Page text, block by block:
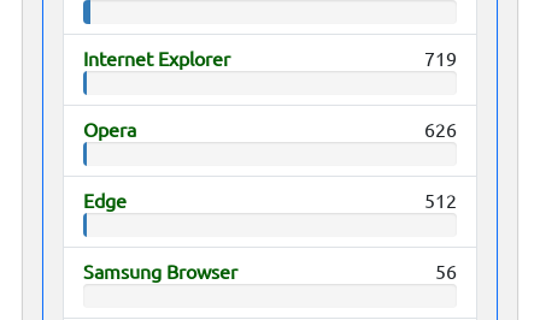
Internet Explorer 719
Opera 626
Edge 512
Samsung Browser 56